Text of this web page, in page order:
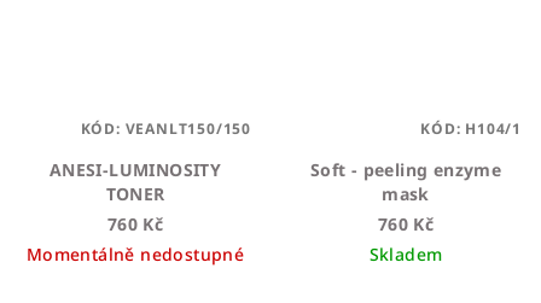
ANESI-LUMINOSITY
TONER
760 Kč
Momentálně nedostupné
KÓD: VEANLT150/150
Soft - peeling enzyme
mask
760 Kč
Skladem
KÓD: H104/1